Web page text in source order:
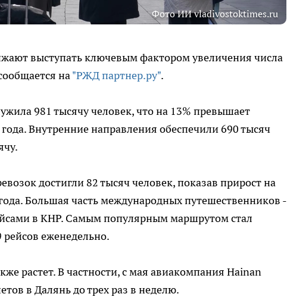
Фото ИИ vladivostoktimes.ru
выступать ключевым фактором увеличения числа
на"РЖД партнер.ру".
981 тысячу человек, что на 13% превышает
Внутренние направления обеспечили 690 тысяч
достигли 82 тысяч человек, показав прирост на
Большая часть международных путешественников -
в КНР. Самым популярным маршрутом стал
еженедельно.
растет. В частности, с мая авиакомпания Hainan
в Далянь до трех раз в неделю.